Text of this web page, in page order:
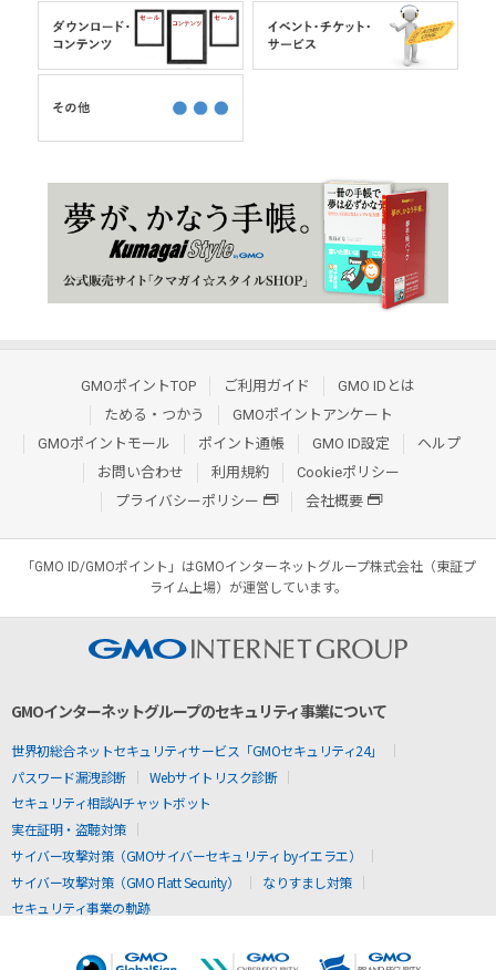
GMOポイントTOP ご利用ガイド
GMO IDとは
ためる・つかう
GMOポイントアンケート
GMOポイントモール
ポイント通帳 GMO ID設定
ヘルプ
お問い合わせ
利用規約
Cookieポリシー
プライバシーポリシー
会社概要
「GMO ID/GMOポイント」はGMOインターネットグループ株式会社（東証プ
ライム上場）が運営しています。
GMOインターネットグループのセキュリティ事業について
世界初総合ネットセキュリティサービス「GMOセキュリティ24」
パスワード漏洩診断
Webサイトリスク診断
セキュリティ相談AIチャットボット
実在証明・盗聴対策
サイバー攻撃対策（GMOサイバーセキュリティ byイエラエ）
サイバー攻撃対策（GMO Flatt Security）
なりすまし対策
セキュリティ事業の軌跡